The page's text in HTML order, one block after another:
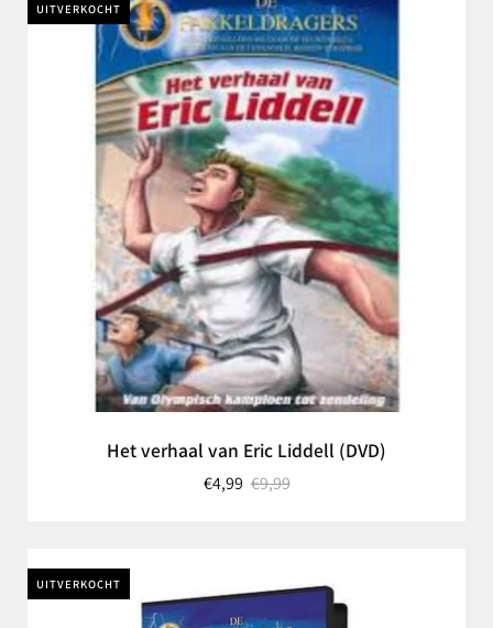
UITVERKOCHT
Het verhaal van Eric Liddell (DVD)
€4,99 €9,99
UITVERKOCHT